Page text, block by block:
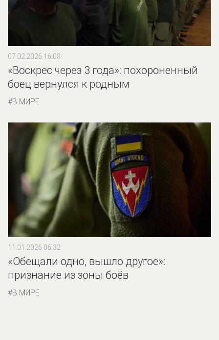
07.02.2026 16:03
«Воскрес через 3 года»: похороненный
боец вернулся к родным
В МИРЕ
11.01.2026 06:32
«Обещали одно, вышло другое»:
признание из зоны боёв
В МИРЕ